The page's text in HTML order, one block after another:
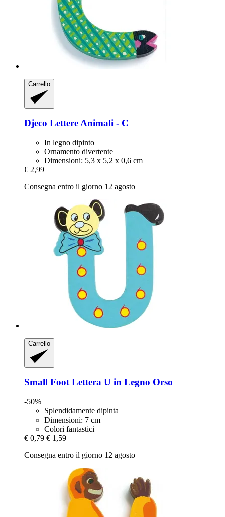
Carrello
Djeco Lettere Animali -​ C
In legno dipinto
Ornamento divertente
Dimensioni: 5,3 x 5,2 x 0,6 cm
€ 2,99
Consegna entro il giorno 12 agosto
Carrello
Small FootLettera U in Legno Orso
-50%
Splendidamente dipinta
Dimensioni: 7 cm
Colori fantastici
€ 0,79 € 1,59
Consegna entro il giorno 12 agosto